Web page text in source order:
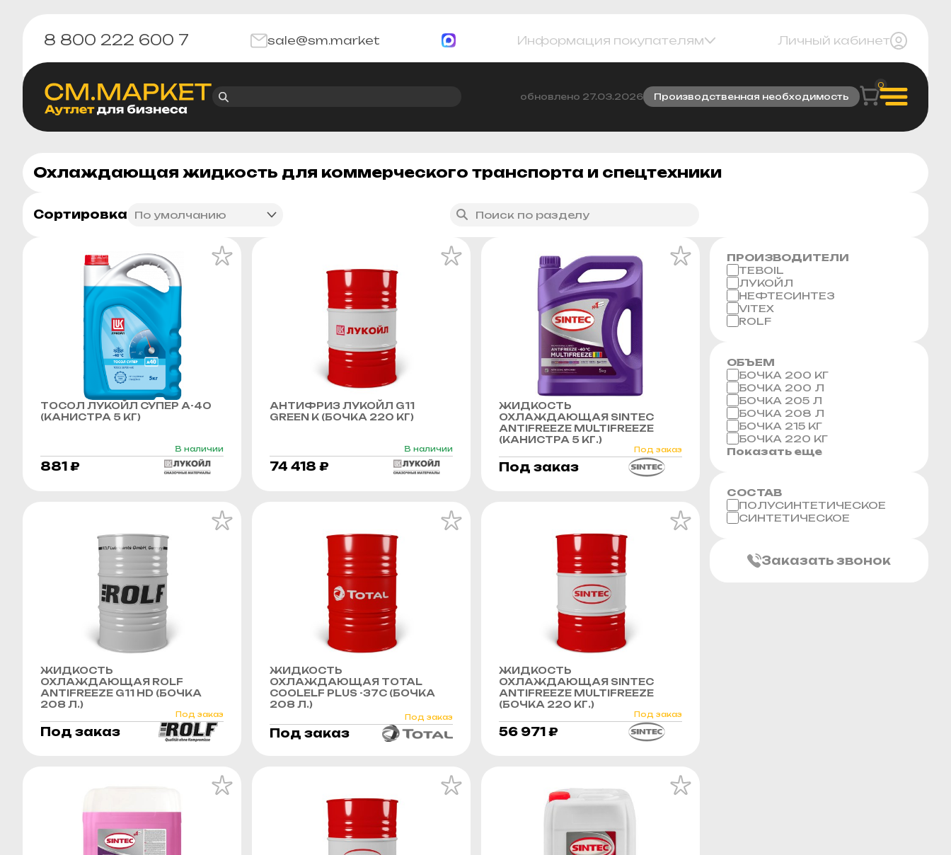
8 800 222 600 7 sale@sm.market Информация покупателям Личный кабинет
обновлено 27.03.2026 Производственная необходимость
0
Охлаждающая жидкость для коммерческого транспорта и спецтехники
Сортировка
ТОСОЛ ЛУКОЙЛ СУПЕР А-40
(КАНИСТРА 5 КГ)
В наличии
881 ₽
АНТИФРИЗ ЛУКОЙЛ G11
GREEN K (БОЧКА 220 КГ)
В наличии
74 418 ₽
ЖИДКОСТЬ
ОХЛАЖДАЮЩАЯ SINTEC
ANTIFREEZE MULTIFREEZE
(КАНИСТРА 5 КГ.)
Под заказ
Под заказ
ЖИДКОСТЬ
ОХЛАЖДАЮЩАЯ ROLF
ANTIFREEZE G11 HD (БОЧКА
208 Л.)
Под заказ
Под заказ
ЖИДКОСТЬ
ОХЛАЖДАЮЩАЯ TOTAL
COOLELF PLUS -37C (БОЧКА
208 Л.)
Под заказ
Под заказ
ЖИДКОСТЬ
ОХЛАЖДАЮЩАЯ SINTEC
ANTIFREEZE MULTIFREEZE
(БОЧКА 220 КГ.)
Под заказ
56 971 ₽
ПРОИЗВОДИТЕЛИ
TEBOIL
ЛУКОЙЛ
НЕФТЕСИНТЕЗ
VITEX
ROLF
ОБЪЕМ
БОЧКА 200 КГ
БОЧКА 200 Л
БОЧКА 205 Л
БОЧКА 208 Л
БОЧКА 215 КГ
БОЧКА 220 КГ
Показать еще
СОСТАВ
ПОЛУСИНТЕТИЧЕСКОЕ
СИНТЕТИЧЕСКОЕ
Заказать звонок